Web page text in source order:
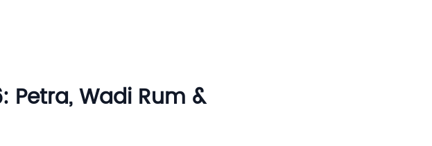
Petra, Wadi Rum &